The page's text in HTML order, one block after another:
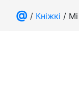
@ / Кніжкі /